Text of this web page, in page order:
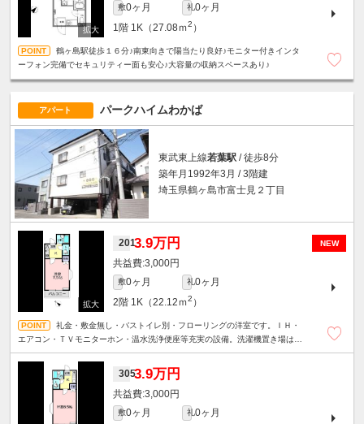
敷0ヶ月 礼0ヶ月
1階 1K（27.08ｍ2 ）
鶴ヶ島駅徒歩１６分♪南東向きで陽当たり良好♪モニター付きインタ
ーフォン完備でセキュリティー面も安心♪大容量の収納スペースあり♪
アパート パークハイムわかば
東武東上線若葉駅 / 徒歩8分
築年月1992年3月 / 3階建
埼玉県鶴ヶ島市富士見２丁目
NEW
2013.9万円
3,000円
敷0ヶ月 礼0ヶ月
2階 1K（22.12ｍ2 ）
礼金・敷金無し・バストイレ別・フローリングの洋室です。ＩＨ・
エアコン・ＴＶモニターホン・温水洗浄便座等充実の設備。洗濯機置き場は室
3053.9万円
3,000円
敷0ヶ月 礼0ヶ月